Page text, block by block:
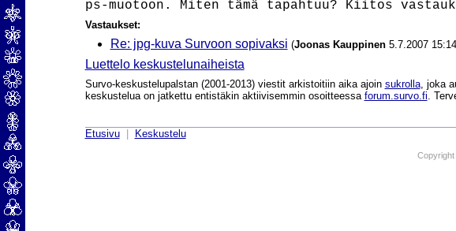
Vastaukset:
Re: jpg-kuva Survoon sopivaksi (Joonas Kauppinen5.7.2007
Luettelo keskustelunaiheista
Survo-keskustelupalstan (2001-2013) viestit arkistoitiin aika ajoin sukrolla, joka
keskustelua on jatkettu entistäkin aktiivisemmin osoitteessa forum.survo.fi.
Etusivu| Keskustelu